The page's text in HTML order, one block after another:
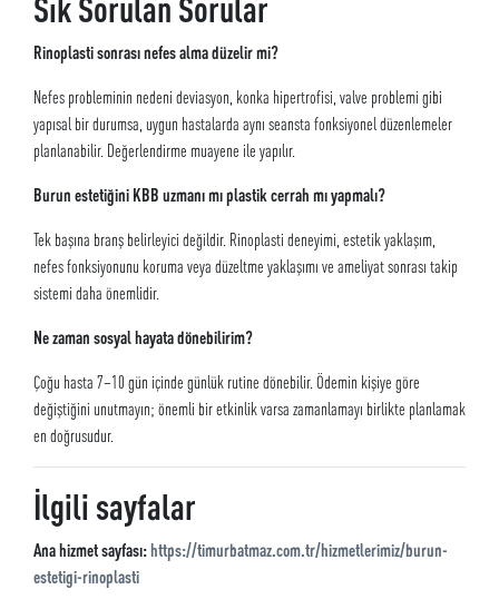
Sık Sorulan Sorular
Rinoplasti sonrası nefes alma düzelir mi?
Nefes probleminin nedeni deviasyon, konka hipertrofisi, valve problemi gibi
yapısal bir durumsa, uygun hastalarda aynı seansta fonksiyonel düzenlemeler
planlanabilir. Değerlendirme muayene ile yapılır.
Burun estetiğini KBB uzmanı mı plastik cerrah mı yapmalı?
Tek başına branş belirleyici değildir. Rinoplasti deneyimi, estetik yaklaşım,
nefes fonksiyonunu koruma veya düzeltme yaklaşımı ve ameliyat sonrası takip
sistemi daha önemlidir.
Ne zaman sosyal hayata dönebilirim?
Çoğu hasta 7–10 gün içinde günlük rutine dönebilir. Ödemin kişiye göre
değiştiğini unutmayın; önemli bir etkinlik varsa zamanlamayı birlikte planlamak
en doğrusudur.
İlgili sayfalar
Ana hizmet sayfası:https://timurbatmaz.com.tr/hizmetlerimiz/burun-
estetigi-rinoplasti